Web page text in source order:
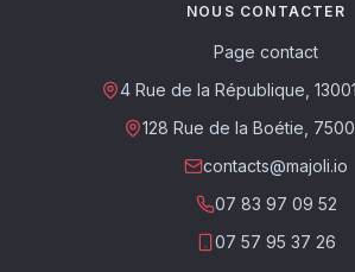
NOUS CONTACTER
Page contact
4 Rue de la République,
128 Rue de la Boétie,
contacts@majoli.io
07 83 97 09 52
07 57 95 37 26